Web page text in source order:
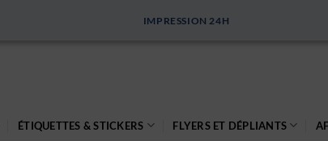
IMPRESSION 24H
ÉTIQUETTES & STICKERS FLYERS ET DÉPLIANTS